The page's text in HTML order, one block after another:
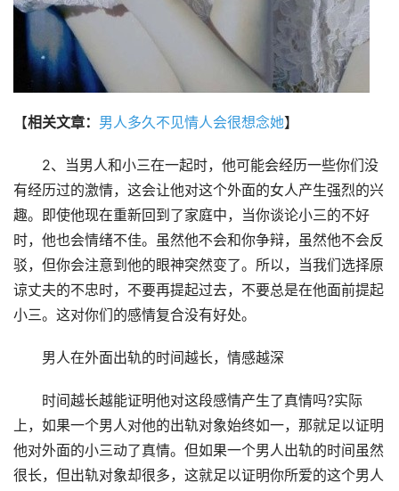
【相关文章： 男人多久不见情人会很想念她】
2、当男人和小三在一起时，他可能会经历一些你们没
有经历过的激情，这会让他对这个外面的女人产生强烈的兴
趣。即使他现在重新回到了家庭中，当你谈论小三的不好
时，他也会情绪不佳。虽然他不会和你争辩，虽然他不会反
驳，但你会注意到他的眼神突然变了。所以，当我们选择原
谅丈夫的不忠时，不要再提起过去，不要总是在他面前提起
小三。这对你们的感情复合没有好处。
男人在外面出轨的时间越长，情感越深
时间越长越能证明他对这段感情产生了真情吗?实际
上，如果一个男人对他的出轨对象始终如一，那就足以证明
他对外面的小三动了真情。但如果一个男人出轨的时间虽然
很长，但出轨对象却很多，这就足以证明你所爱的这个男人